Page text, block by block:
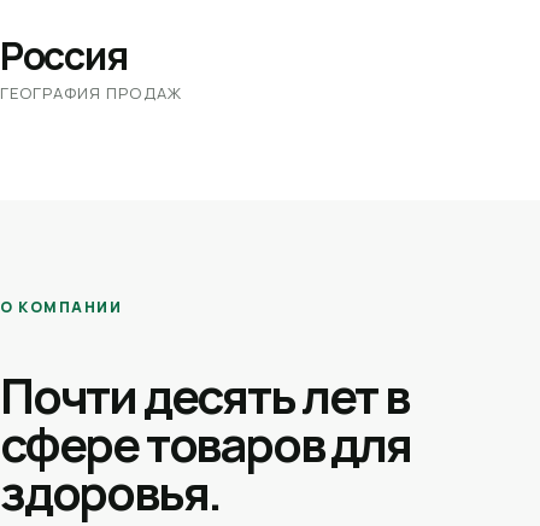
Россия
ГЕОГРАФИЯ ПРОДАЖ
О КОМПАНИИ
Почти десять лет в
сфере товаров для
здоровья.